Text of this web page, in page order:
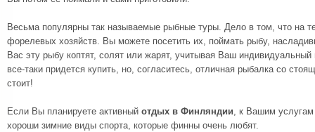
Весьма популярны так называемые рыбные туры. Дело в том, что на
форелевых хозяйств. Вы можете посетить их, поймать рыбу,
Вас эту рыбу коптят, солят или жарят, учитывая Ваш
все-таки придется купить, но, согласитесь, отличная рыбалка со
стоит!
Если Вы планируете активный отдых в Финляндии, к Вашим
хороши зимние виды спорта, которые финны очень любят.